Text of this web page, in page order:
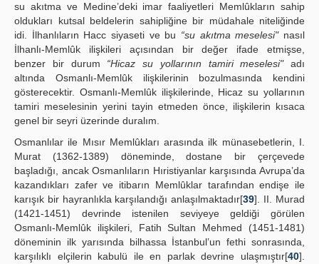
su akıtma ve Medine’deki imar faaliyetleri Memlûkların sahip
oldukları kutsal beldelerin sahipliğine bir müdahale niteliğinde
idi. İlhanlıların Hacc siyaseti ve bu “su akıtma meselesi"nasıl
İlhanlı-Memlûk ilişkileri açısından bir değer ifade etmişse,
benzer bir durum “Hicaz su yollarının tamiri meselesi"adı
altında Osmanlı-Memlûk ilişkilerinin bozulmasında kendini
gösterecektir. Osmanlı-Memlûk ilişkilerinde, Hicaz su yollarının
tamiri meselesinin yerini tayin etmeden önce, ilişkilerin kısaca
genel bir seyri üzerinde duralım.
Osmanlılar ile Mısır Memlûkları arasında ilk münasebetlerin, I.
Murat (1362-1389) döneminde, dostane bir çerçevede
başladığı, ancak Osmanlıların Hıristiyanlar karşısında Avrupa’da
kazandıkları zafer ve itibarın Memlûklar tarafından endişe ile
karışık bir hayranlıkla karşılandığı anlaşılmaktadır[39]. II. Murad
(1421-1451) devrinde istenilen seviyeye geldiği görülen
Osmanlı-Memlûk ilişkileri, Fatih Sultan Mehmed (1451-1481)
döneminin ilk yarısında bilhassa İstanbul’un fethi sonrasında,
karşılıklı elçilerin kabulü ile en parlak devrine ulaşmıştır[40].